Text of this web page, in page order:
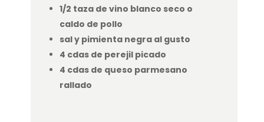
1/2 taza de vino blanco seco o
caldo de pollo
sal y pimienta negra al gusto
4 cdas de perejil picado
4 cdas de queso parmesano
rallado